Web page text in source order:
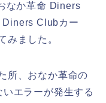
なか革命 Diners
Clubカー
みました。
所、おなか革命の
エラーが発生する